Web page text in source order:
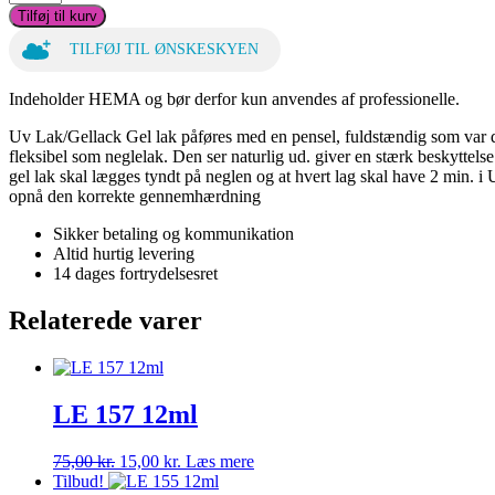
290
12ml
antal
Tilføj til kurv
TILFØJ TIL ØNSKESKYEN
Indeholder HEMA og bør derfor kun anvendes af professionelle.
Uv Lak/Gellack Gel lak påføres med en pensel, fuldstændig som
fleksibel som neglelak. Den ser naturlig ud. giver en stærk
gel lak skal lægges tyndt på neglen og at hvert lag skal have 2
opnå den korrekte gennemhærdning
Sikker betaling og kommunikation
Altid hurtig levering
14 dages fortrydelsesret
Relaterede varer
LE 157 12ml
75,00kr. Den
oprindelige
15,00 kr. Den
aktuelle
Læs mere
Tilbud!